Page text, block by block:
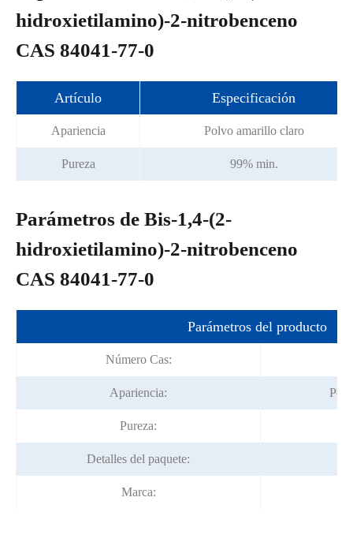
hidroxietilamino)-2-nitrobenceno
CAS 84041-77-0
Artículo Especificación
Apariencia Polvo amarillo claro
Pureza 99% min.
Parámetros de Bis-1,4-(2-
hidroxietilamino)-2-nitrobenceno
CAS 84041-77-0
Parámetros del producto
Número Cas:
Apariencia:
Pureza:
Detalles del paquete:
Marca: